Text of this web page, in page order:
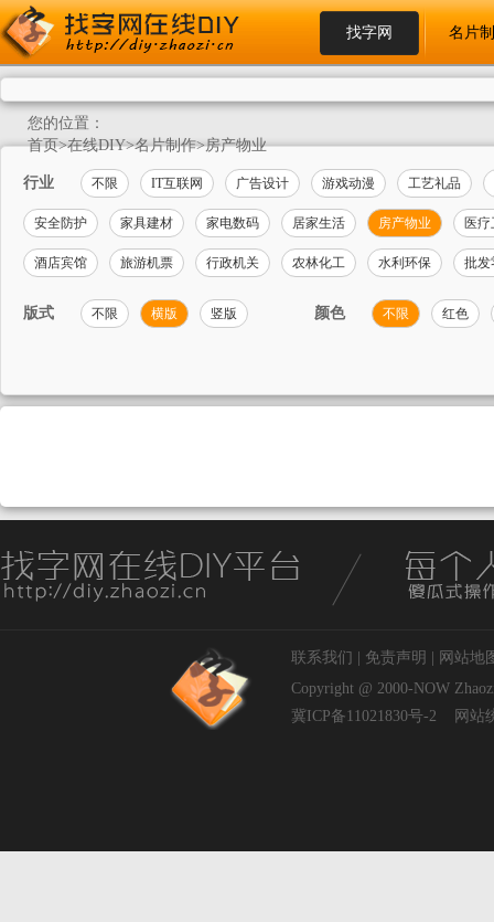
找字网 名片
您的位置：
首页>在线DIY>名片制作>房产物业
行业 不限 IT互联网 广告设计 游戏动漫 工艺礼品
安全防护 家具建材 家电数码 居家生活 房产物业 医
酒店宾馆 旅游机票 行政机关 农林化工 水利环保 批发
版式 不限 横版 竖版 颜色 不限 红色
联系我们 免责声明
网站地
Copyright @ 2000-NOW
冀ICP备11021830号-2
网站